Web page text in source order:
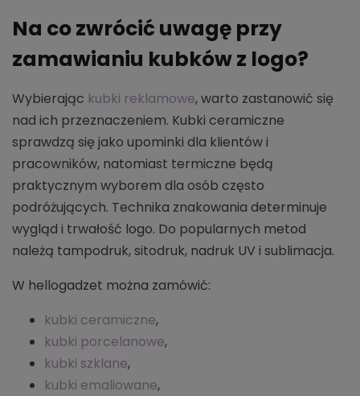
Na co zwrócić uwagę przy
zamawianiu kubków z logo?
Wybierając kubki reklamowe, warto zastanowić się
nad ich przeznaczeniem. Kubki ceramiczne
sprawdzą się jako upominki dla klientów i
pracowników, natomiast termiczne będą
praktycznym wyborem dla osób często
podróżujących. Technika znakowania determinuje
wygląd i trwałość logo. Do popularnych metod
należą tampodruk, sitodruk, nadruk UV i sublimacja.
W hellogadzet można zamówić:
kubki ceramiczne,
kubki porcelanowe,
kubki szklane,
kubki emaliowane,